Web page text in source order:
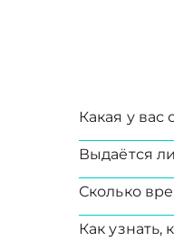
Какая у вас
Выдаётся
Сколько
Как узнать,